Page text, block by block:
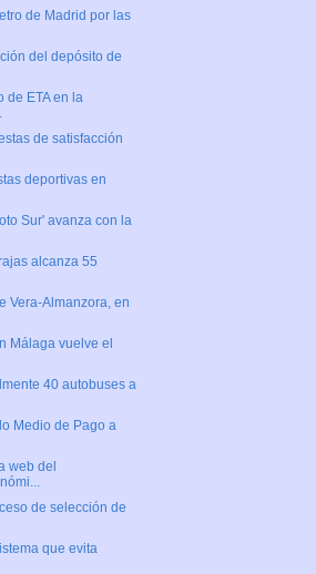
de Madrid por las
del depósito de
de ETA en la
de satisfacción
deportivas en
Sur' avanza con la
alcanza 55
Vera-Almanzora, en
Málaga vuelve el
40 autobuses a
Medio de Pago a
web del
de selección de
que evita